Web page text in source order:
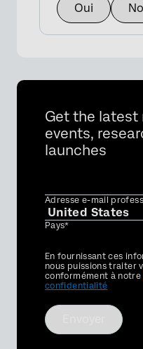
Oui
Get the latest
events,
launches
Adresse e-mail
Pays*
Privacy
Optin
En fournissant ces
nous puissions traiter
conformément à notre
confidentialité